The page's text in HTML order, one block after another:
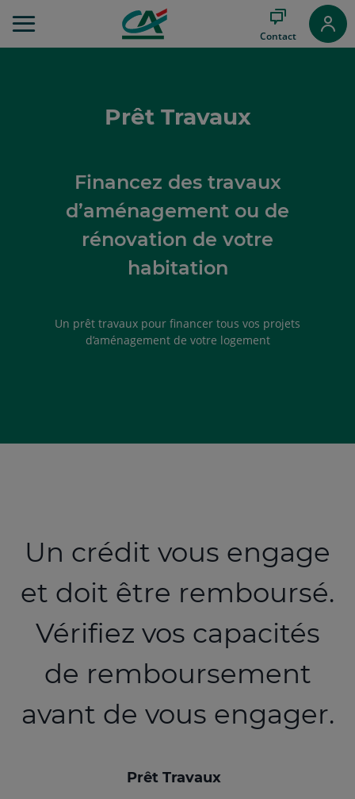
au
Contact
Prêt Travaux
Financez des travaux
d’aménagement ou de
rénovation de votre
habitation
Un prêt travaux pour financer tous vos projets
d’aménagement de votre logement
Un crédit vous engage
et doit être remboursé.
Vérifiez vos capacités
de remboursement
avant de vous engager.
Prêt Travaux